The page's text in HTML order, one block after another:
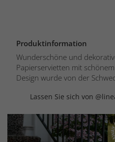
Produktinformation
Wunderschöne und
Papierservietten mit
Design wurde von der
Lassen Sie sich von